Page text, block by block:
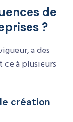
de
?
a des
ce à plusieurs
création